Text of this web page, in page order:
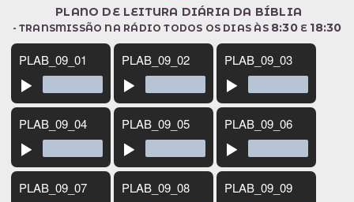
PLANO DE LEITURA DIÁRIA DA BÍBLIA
- TRANSMISSÃO NA RÁDIO TODOS OS DIAS ÀS 8:30E 18:30